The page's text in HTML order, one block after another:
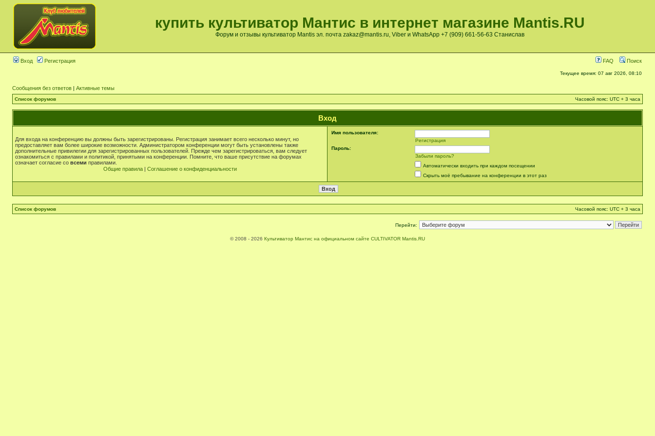
купить культиватор Мантис в интернет магазине Mantis.RU
Форум и отзывы культиватор Mantis эл. почта zakaz@mantis.ru, Viber и WhatsApp +7 (909) 661-56-63 Станислав
Вход Регистрация FAQ Поиск
Текущее время: 07 авг 2026, 08:10
Сообщения без ответов | Активные темы
Список форумов Часовой пояс: UTC + 3 часа
Вход
Для входа на конференцию вы должны быть зарегистрированы. Регистрация занимает всего несколько минут, но
предоставляет вам более широкие возможности. Администратором конференции могут быть установлены также
дополнительные привилегии для зарегистрированных пользователей. Прежде чем зарегистрироваться, вам следует
ознакомиться с правилами и политикой, принятыми на конференции. Помните, что ваше присутствие на форумах
означает согласие со всеми правилами.
Общие правила| Соглашение о конфиденциальности
Имя пользователя:
Регистрация
Пароль:
Забыли пароль?
Автоматически входить при каждом посещении
Скрыть моё пребывание на конференции в этот раз
Список форумов Часовой пояс: UTC + 3 часа
Перейти:
© 2008 - 2026 Культиватор Мантис на официальном сайте CULTIVATOR Mantis.RU